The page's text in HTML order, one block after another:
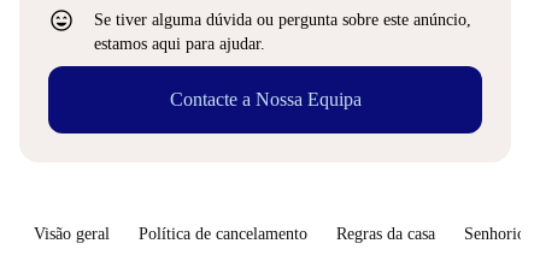
sentiment_very_satisfied
Se tiver alguma dúvida ou pergunta sobre este anúncio,
estamos aqui para ajudar.
Contacte a Nossa Equipa
Visão geral Política de cancelamento Regras da casa Senhorio